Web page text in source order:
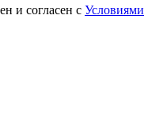
и согласен с Условиями